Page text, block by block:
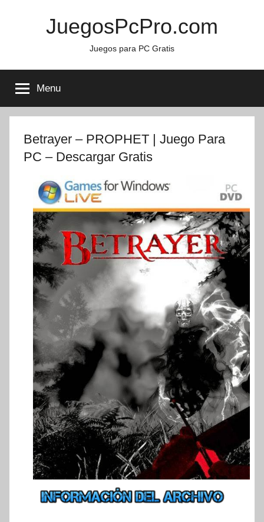
JuegosPcPro.com
Juegos para PC Gratis
Menu
Betrayer – PROPHET | Juego Para
PC – Descargar Gratis